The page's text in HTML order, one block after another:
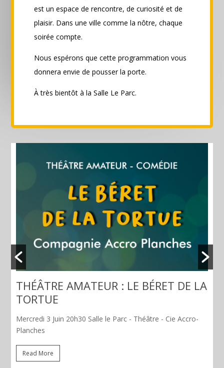
est un espace de rencontre, de curiosité et de
plaisir. Dans une ville comme lanôtre, chaque
soirée compte.
Nous espérons que cette programmation vous
donnera envie de pousser la porte.
À très bientôt à la Salle Le Parc.
: LE BÉRET DE LA
le Parc - Théâtre - Cie Accro-
THÉÂTRE : LÀ